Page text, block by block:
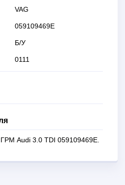
VAG
059109469E
Б/У
0111
Audi 3.0 TDI 059109469E.